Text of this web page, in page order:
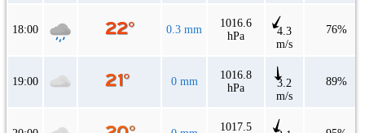
18:00 0.3 mm
1016.6
hPa
4.3
m/s
76%
19:00 0 mm
1016.8
hPa
3.2
m/s
89%
1017.5